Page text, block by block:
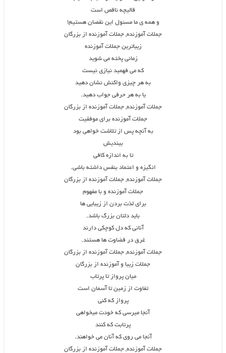
قالیچه ناقص است
و همه ی ما مسئول این نقصان هستیم!
جملات آموزنده, جملات آموزنده از بزرگان
زیباترین جملات آموزنده
زمانی پخته می شوید
که می فهمید نیازی نیست
به هر چیزی واکنش نشان دهید
یا به هر حرفی جواب دهید.
جملات آموزنده, جملات آموزنده از بزرگان
جملات آموزنده برای موفقیت
به آنچه پس از تلاشت خواهی بود
بیندیش
تا به اندازه کافی
انگیزه و اعتماد بنفس داشته باشی.
جملات آموزنده, جملات آموزنده از بزرگان
جملات آموزنده و با مفهوم
برای لذت بردن از زیبایی ها
باید دلتان بزرگ باشد.
آنانی که دل کوچکی دارند
غرق در قضاوت ها هستند.
جملات آموزنده, جملات آموزنده از بزرگان
جملات زیبا و آموزنده از بزرگان
میان پرواز تا پرتاب
تفاوت از زمین تا آسمان است
پرواز که کنی
آنجا میرسی که خودت میخواهی
پرتابت که کنند
آنجا می روی که آنان می خواهند.
جملات آموزنده, جملات آموزنده از بزرگان